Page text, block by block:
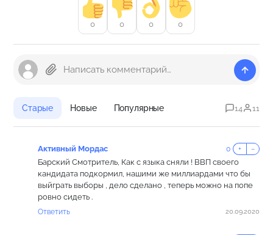
0 0 0 0
Старые Новые Популярные 14 11
Активный Мордас 0 + −
Барский Смотритель, Как с языка сняли ! ВВП своего
кандидата подкормил, нашими же миллиардами что бы
выйграть выборы , дело сделано , теперь можно на попе
ровно сидеть .
Ответить 20.09.2020